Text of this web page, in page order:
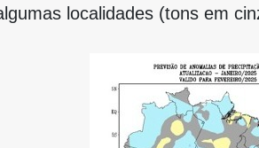
localidades (tons em